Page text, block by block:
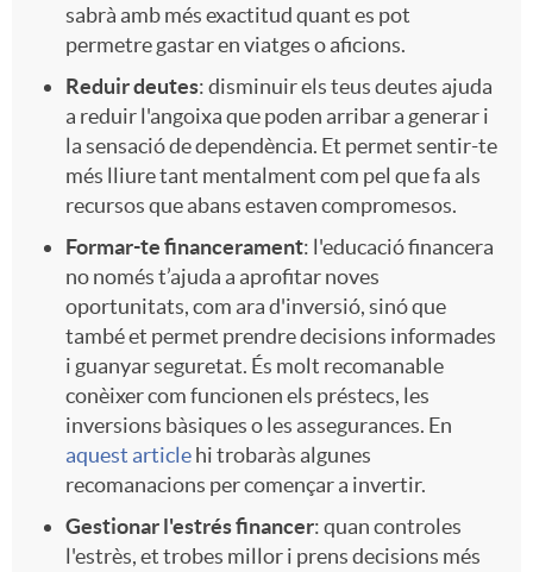
sabrà amb més exactitud quant es pot
permetre gastar en viatges o aficions.
Reduir deutes: disminuir els teus deutes ajuda
a reduir l'angoixa que poden arribar a generar i
la sensació de dependència. Et permet sentir-te
més lliure tant mentalment com pel que fa als
recursos que abans estaven compromesos.
Formar-te financerament: l'educació financera
no només t’ajuda a aprofitar noves
oportunitats, com ara d'inversió, sinó que
també et permet prendre decisions informades
i guanyar seguretat. És molt recomanable
conèixer com funcionen els préstecs, les
inversions bàsiques o les assegurances. En
aquest articlehi trobaràs algunes
recomanacions per començar a invertir.
Gestionar l'estrés financer: quan controles
l'estrès, et trobes millor i prens decisions més